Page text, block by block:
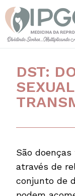
DST:
São
através de
conjunto de